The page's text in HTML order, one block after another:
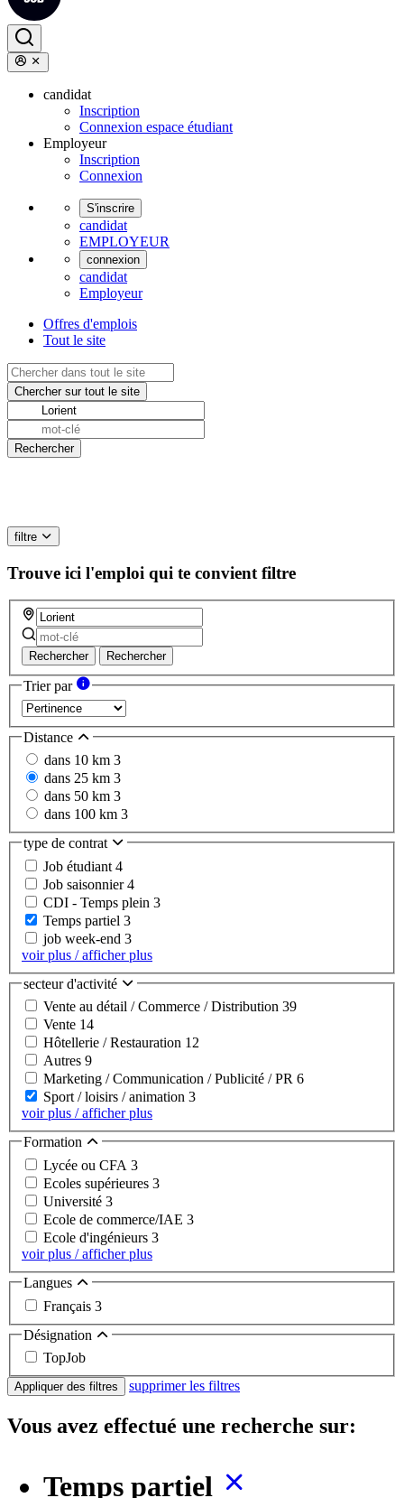
candidat
Inscription
Connexion espace étudiant
Employeur
Inscription
Connexion
S'inscrire
candidat
EMPLOYEUR
connexion
candidat
Employeur
Offres d'emplois
Tout le site
filtre
Trouve ici l'emploi qui te convient filtre
Rechercher Rechercher
Trier par
Distance
dans 10 km 3
dans 25 km 3
dans 50 km 3
dans 100 km 3
type de contrat
Job étudiant 4
Job saisonnier4
CDI - Temps plein 3
Temps partiel 3
job week-end 3
voir plus / afficher plus
secteur d'activité
Vente au détail / Commerce / Distribution 39
Vente 14
Hôtellerie / Restauration 12
Autres 9
Marketing / Communication / Publicité / PR 6
Sport / loisirs / animation 3
voir plus / afficher plus
Formation
Lycée ou CFA 3
Ecoles supérieures 3
Université 3
Ecole de commerce/IAE 3
Ecole d'ingénieurs 3
voir plus / afficher plus
Langues
Français 3
Désignation
TopJob
Appliquer des filtres supprimer les filtres
Vous avez effectué une recherche sur:
Temps partiel